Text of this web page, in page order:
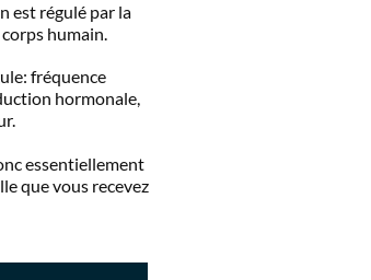
est régulé par la
humain.
fréquence
hormonale,
essentiellement
que vous recevez